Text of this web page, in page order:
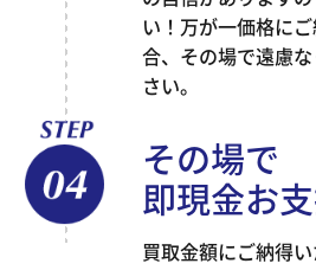
い！万が一価格に
合、その場で遠慮
さい。
その場で
即現金お
買取金額にご納得